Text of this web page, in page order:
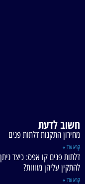
חשוב לדעת
מחירון התקנות דלתות פנים
קרא עוד »
דלתות פנים קו אפס: כיצד ניתן
להתקין עליהן מזוזות?
קרא עוד »